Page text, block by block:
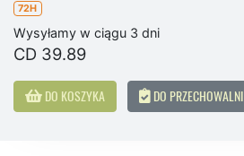
72H
Wysyłamy w ciągu 3 dni
CD 39.89
DO KOSZYKA DO PRZECHOWALNI